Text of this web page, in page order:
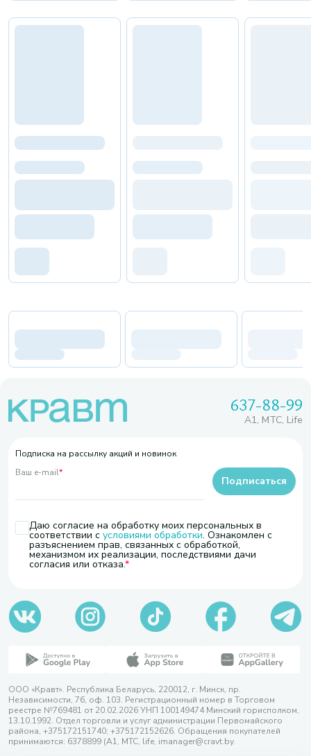
637-88-99
A1, МТС, Life
Подписка на рассылку акций и новинок
Ваш e-mail*
Даю согласие на обработку моих персональных в
соответствии с условиями обработки. Ознакомлен с
разъяснением прав, связанных с обработкой,
механизмом их реализации, последствиями дачи
согласия или отказа.
Подписаться
ООО «Кравт». Республика Беларусь, 220012, г. Минск, пр.
Независимости, 76, оф. 103. Регистрационный номер в Торговом
реестре №769481 от 20.02.2026 УНП 100149474 Минский горисполком,
13.10.1992. Отдел торговли и услуг администрации Первомайского
района, +375172151740; +375172152626. Обращения покупателей
принимаются: 6378899 (А1, МТС, life, imanager@cravt.by.